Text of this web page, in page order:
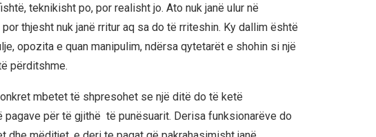
teknikisht po, por realisht jo. Ato nuk janë ulur në
thjesht nuk janë rritur aq sa do të rriteshin. Ky dallim është
opozita e quan manipulim, ndërsa qytetarët e shohin si një
përditshme.
mbetet të shpresohet se një ditë do të ketë
pagave për të gjithë të punësuarit. Derisa funksionarëve do